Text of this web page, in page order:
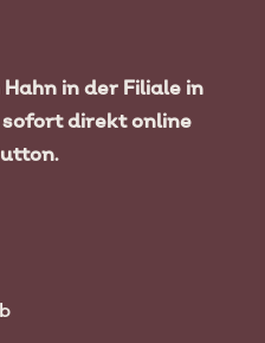
in der Filiale in
direkt online